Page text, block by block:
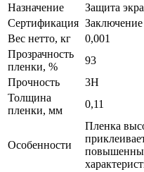
Назначение
Защита
Сертификация
Вес нетто, кг
0,001
Прозрачность
пленки, %
93
Прочность
3H
Толщина
пленки, мм
0,11
Особенности
Пленка